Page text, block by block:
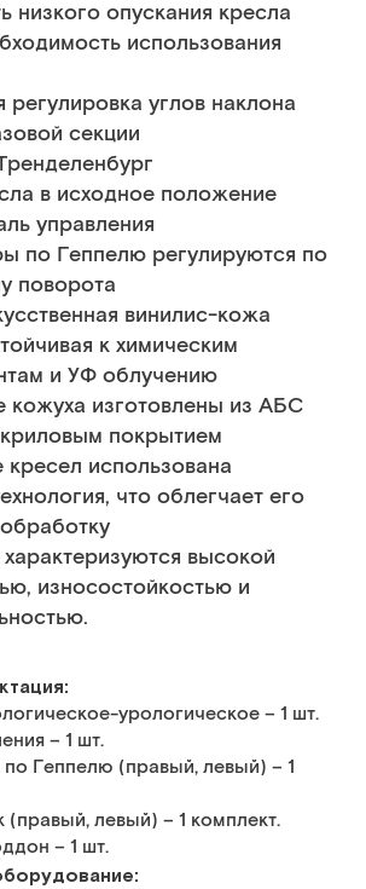
низкого опускания кресла
использования
регулировка углов наклона
секции
в исходное положение
управления
по Геппелю регулируются по
поворота
винилис-кожа
к химическим
и УФ облучению
кожуха изготовлены из АБС
покрытием
использована
что облегчает его
высокой
износостойкостью и
урологическое – 1 шт.
– 1 шт.
Геппелю (правый, левый) – 1
левый) – 1 комплект.
– 1 шт.